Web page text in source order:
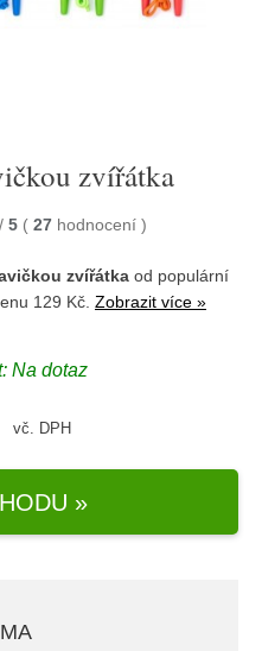
zvířátka
/ 5 ( 27 hodnocení )
zvířátkaod populární
129 Kč. Zobrazit více »
Na dotaz
vč. DPH
»